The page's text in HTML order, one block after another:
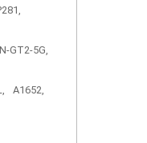
GT2-5G,
A1652,